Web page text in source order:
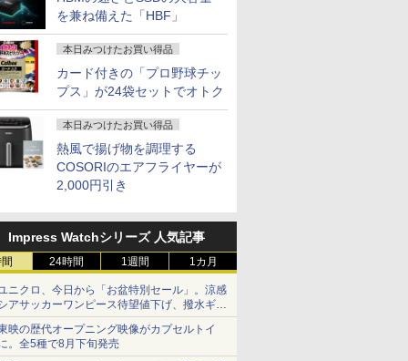
を兼ね備えた「HBF」
本日みつけたお買い得品
カード付きの「プロ野球チッ
プス」が24袋セットでオトク
本日みつけたお買い得品
熱風で揚げ物を調理する
COSORIのエアフライヤーが
2,000円引き
Impress Watchシリーズ 人気記事
24時間 1週間 1カ月
ニクロ、今日から「お盆特別セール」。涼感
アサッカーワンピース待望値下げ、撥水ギア
ョーツは1990円に
映の歴代オープニング映像がカプセルトイ
。全5種で8月下旬発売